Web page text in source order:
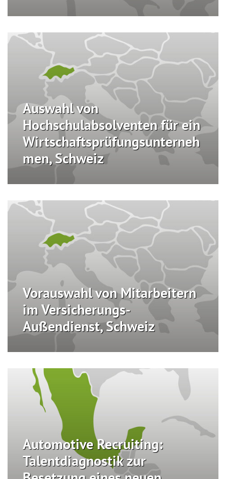
Auswahl von
Hochschulabsolventen für ein
Wirtschaftsprüfungsunterneh
men, Schweiz
Vorauswahl von Mitarbeitern
im Versicherungs-
Außendienst, Schweiz
Automotive Recruiting:
Talentdiagnostik zur